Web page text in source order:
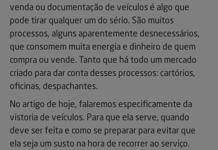
venda ou documentação de veículos é algo que
pode tirar qualquer um do sério. São muitos
processos, alguns aparentemente desnecessários,
que consomem muita energia e dinheiro de quem
compra ou vende. Tanto que há todo um mercado
criado para dar conta desses processos: cartórios,
oficinas, despachantes.
No artigo de hoje, falaremos especificamente da
vistoria de veículos. Para que ela serve, quando
deve ser feita e como se preparar para evitar que
ela seja um susto na hora de recorrer ao serviço.